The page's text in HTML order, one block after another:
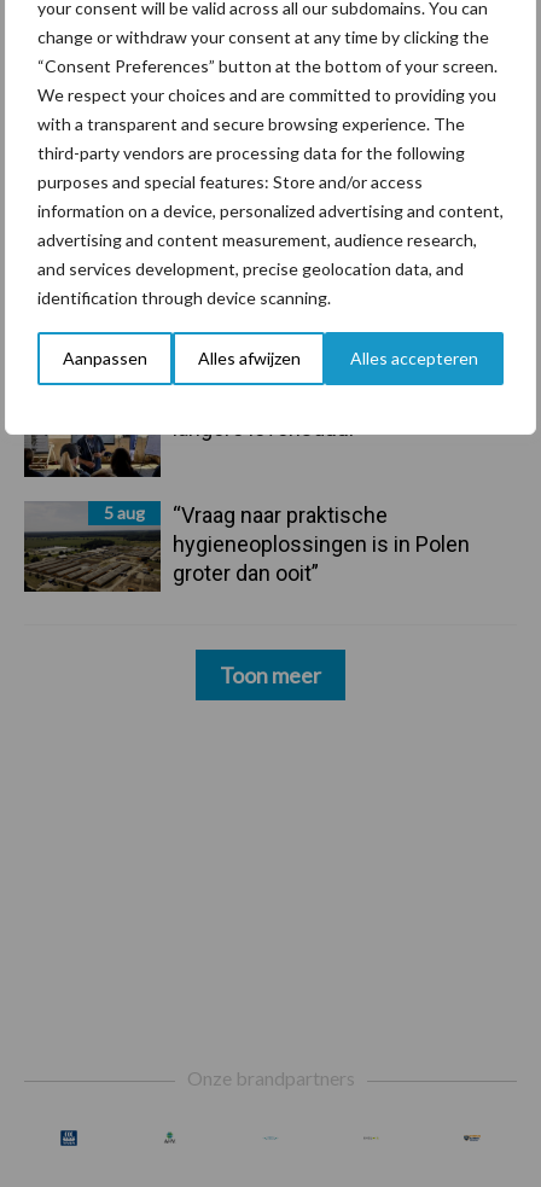
your consent will be valid across all our subdomains. You can
change or withdraw your consent at any time by clicking the
“Consent Preferences” button at the bottom of your screen.
We respect your choices and are committed to providing you
with a transparent and secure browsing experience. The
third-party vendors are processing data for the following
purposes and special features: Store and/or access
information on a device, personalized advertising and content,
advertising and content measurement, audience research,
and services development, precise geolocation data, and
identification through device scanning.
Aanpassen Alles afwijzen Alles accepteren
7 aug
Grondstoffenmarkt blijft grillig:
droogte en geopolitiek houden
handel in de greep
7 aug
De speenhuid: een vaak
onderschatte risicofactor voor
mastitis
6 aug
ForFarmers ziet volume en
marktaandeel groeien in krimpende
Nederlandse markt
langere levensduur
5 aug
“Vraag naar praktische
hygieneoplossingen is in Polen
groter dan ooit”
Toon meer
Onze brandpartners